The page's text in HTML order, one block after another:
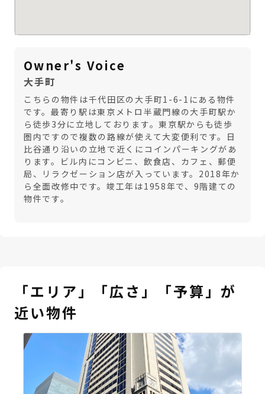
Owner's Voice
大手町
こちらの物件は千代田区の大手町1-6-1にある物件
です。最寄り駅は東京メトロ半蔵門線の大手町駅か
ら徒歩3分に立地しております。東京駅からも徒歩
圏内ですので複数の路線が使えて大変便利です。日
比谷通り沿いの立地で近くにコインパーキングがあ
ります。ビル内にコンビニ、飲食店、カフェ、郵便
局、リラクゼーション店が入っています。2018年か
ら全面改修中です。竣工年は1958年で、9階建ての
物件です。
「エリア」「広さ」「予算」が
近い物件